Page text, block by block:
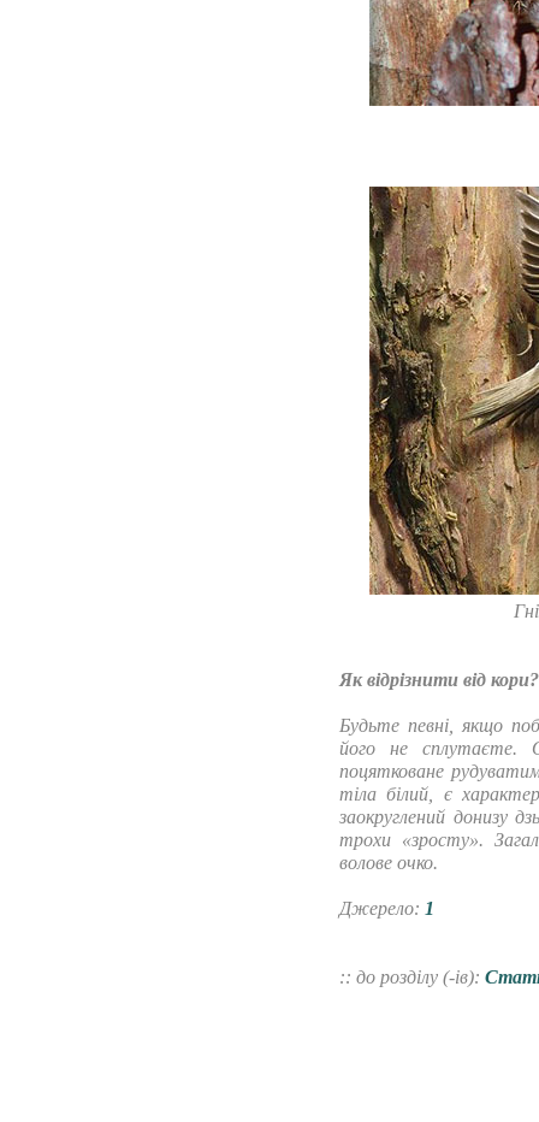
Як відрізнити від кори?
Будьте певні, якщо
його не сплутаєте.
поцятковане
тіла білий, є
заокруглений донизу
трохи «зросту».
волове очко.
Джерело:1
:: до розділу (-ів):